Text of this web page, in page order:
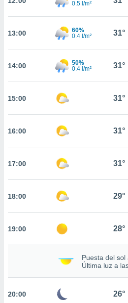
sean
se
ni para
web a
0.5 l/m²
13:00
60%
0.4 l/m²
31°
14:00
50%
0.4 l/m²
31°
15:00 31°
16:00 31°
17:00 31°
18:00 29°
19:00 28°
Puesta del sol
Última luz a
20:00 26°